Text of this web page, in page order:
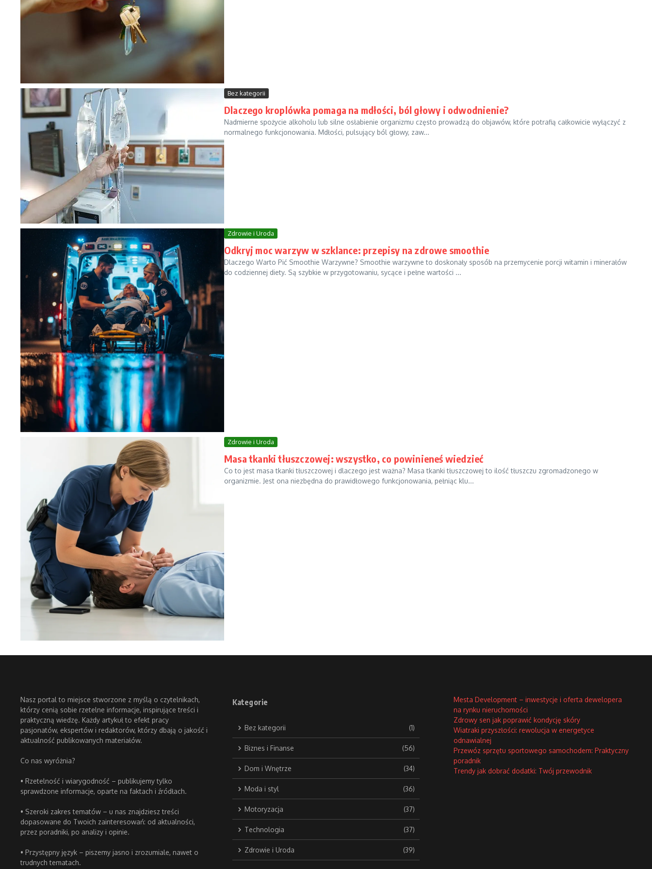
Bez kategorii
Dlaczego kroplówka pomaga na mdłości, ból głowy i odwodnienie?
Nadmierne spożycie alkoholu lub silne osłabienie organizmu często prowadzą do objawów, które potrafią całkowicie wyłączyć z
normalnego funkcjonowania. Mdłości, pulsujący ból głowy, zaw...
Zdrowie i Uroda
Odkryj moc warzyw w szklance: przepisy na zdrowe smoothie
Dlaczego Warto Pić Smoothie Warzywne? Smoothie warzywne to doskonały sposób na przemycenie porcji witamin i minerałów
do codziennej diety. Są szybkie w przygotowaniu, sycące i pełne wartości ...
Zdrowie i Uroda
Masa tkanki tłuszczowej: wszystko, co powinieneś wiedzieć
Co to jest masa tkanki tłuszczowej i dlaczego jest ważna? Masa tkanki tłuszczowej to ilość tłuszczu zgromadzonego w
organizmie. Jest ona niezbędna do prawidłowego funkcjonowania, pełniąc klu...
Nasz portal to miejsce stworzone z myślą o czytelnikach,
którzy cenią sobie rzetelne informacje, inspirujące treści i
praktyczną wiedzę. Każdy artykuł to efekt pracy
pasjonatów, ekspertów i redaktorów, którzy dbają o jakość i
aktualność publikowanych materiałów.
Co nas wyróżnia?
• Rzetelność i wiarygodność – publikujemy tylko
sprawdzone informacje, oparte na faktach i źródłach.
• Szeroki zakres tematów – u nas znajdziesz treści
dopasowane do Twoich zainteresowań: od aktualności,
przez poradniki, po analizy i opinie.
• Przystępny język – piszemy jasno i zrozumiale, nawet o
trudnych tematach.
Kategorie
Bez kategorii (1)
Biznes i Finanse (56)
Dom i Wnętrze (34)
Moda i styl (36)
Motoryzacja (37)
Technologia (37)
Zdrowie i Uroda (39)
Mesta Development – inwestycje i oferta dewelopera
na rynku nieruchomości
Zdrowy sen jak poprawić kondycję skóry
Wiatraki przyszłości: rewolucja w energetyce
odnawialnej
Przewóz sprzętu sportowego samochodem: Praktyczny
poradnik
Trendy jak dobrać dodatki: Twój przewodnik